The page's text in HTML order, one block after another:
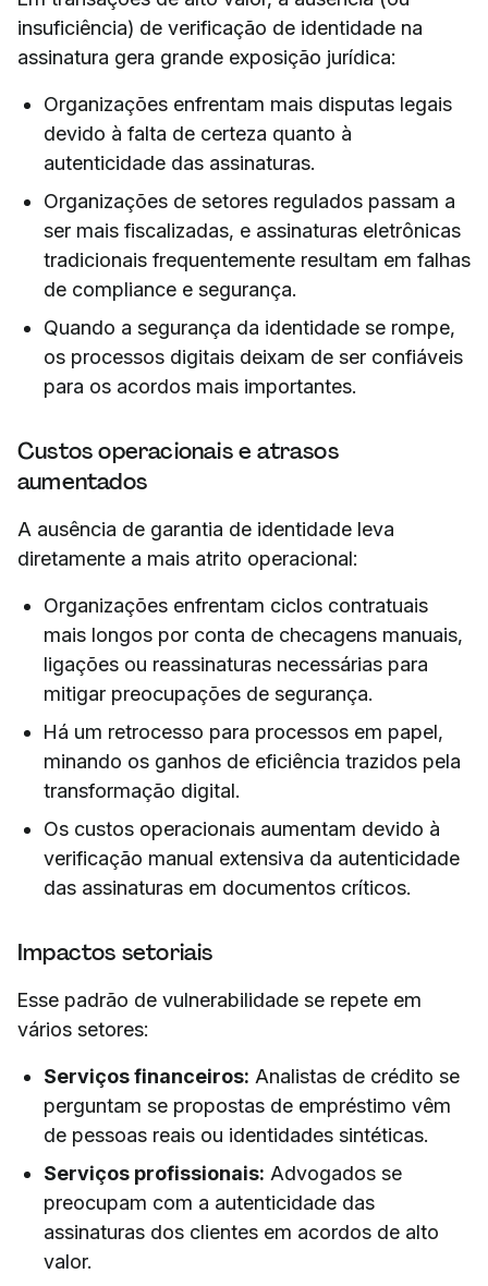
insuficiência) de verificação de identidade na
assinatura gera grande exposição jurídica:
Organizações enfrentam mais disputas legais
devido à falta de certeza quanto à
autenticidade das assinaturas.
Organizações de setores regulados passam a
ser mais fiscalizadas, e assinaturas eletrônicas
tradicionais frequentemente resultam em falhas
de compliance e segurança.
Quando a segurança da identidade se rompe,
os processos digitais deixam de ser confiáveis
para os acordos mais importantes.
Custos operacionais e atrasos
aumentados
A ausência de garantia de identidade leva
diretamente a mais atrito operacional:
Organizações enfrentam ciclos contratuais
mais longos por conta de checagens manuais,
ligações ou reassinaturas necessárias para
mitigar preocupações de segurança.
Há um retrocesso para processos em papel,
minando os ganhos de eficiência trazidos pela
transformação digital.
Os custos operacionais aumentam devido à
verificação manual extensiva da autenticidade
das assinaturas em documentos críticos.
Impactos setoriais
Esse padrão de vulnerabilidade se repete em
vários setores:
Serviços financeiros: Analistas de crédito se
perguntam se propostas de empréstimo vêm
de pessoas reais ou identidades sintéticas.
Serviços profissionais: Advogados se
preocupam com a autenticidade das
assinaturas dos clientes em acordos de alto
valor.